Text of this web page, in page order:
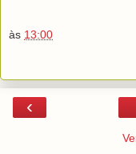
às 13:00
‹